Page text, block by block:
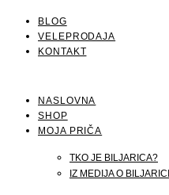
BLOG
VELEPRODAJA
KONTAKT
NASLOVNA
SHOP
MOJA PRIČA
TKO JE BILJARICA?
IZ MEDIJA O BILJARICI